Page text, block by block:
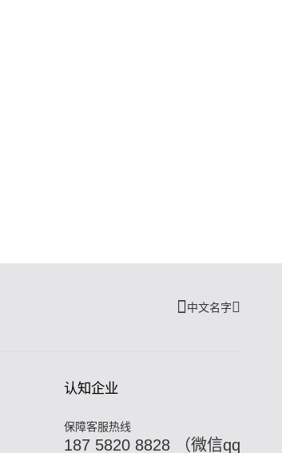
中文名字
认知企业
保障客服热线
187 5820 8828 （微信qq